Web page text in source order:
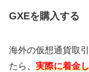
GXEを購入する
海外の仮想通貨取
たら、 実際に着金